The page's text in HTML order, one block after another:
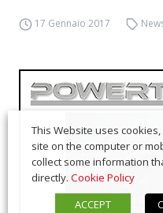
17 Gennaio 2017
This Website uses
site on the computer or
collect some information
directly. Cookie Policy
ACCEPT